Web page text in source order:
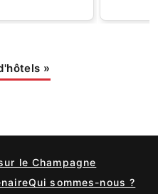
»
le Champagne
Qui sommes-nous ?